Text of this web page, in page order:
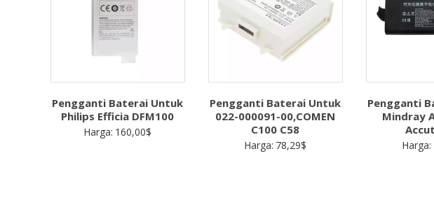
TEC7100U
TEC7200U
Pengganti Baterai Untuk
Philips Efficia DFM100
Harga: 160,00$
Pengganti Baterai Untuk
022-000091-00,COMEN
C100 C58
Harga: 78,29$
Pengganti
Mindray
Harga: